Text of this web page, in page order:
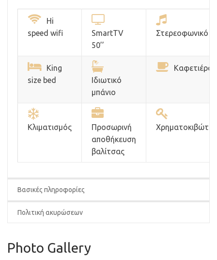
Hi
speed wifi
SmartTV
50’’
Στερεοφωνικό
King
size bed
Ιδιωτικό
μπάνιο
Καφετιέρα
Κλιματισμός
Προσωρινή
αποθήκευση
βαλίτσας
Xρηματοκιβώτιο
Βασικές πληροφορίες
Πολιτική ακυρώσεων
Photo Gallery